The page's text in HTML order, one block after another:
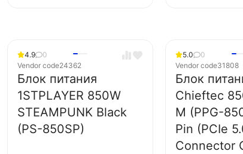
4.9
0
Vendor code24362
Блок питания
1STPLAYER 850W
STEAMPUNK Black
(PS-850SP)
5.0
0
Vendor code31808
Блок
Chieftec
M (PPG-
Pin (PCIe
Connector